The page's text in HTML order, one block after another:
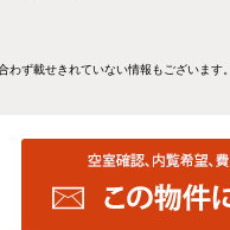
ず載せきれていない情報もございます。